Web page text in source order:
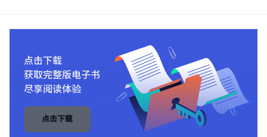
点击下载
获取完整版电子书
尽享阅读体验
点击下载